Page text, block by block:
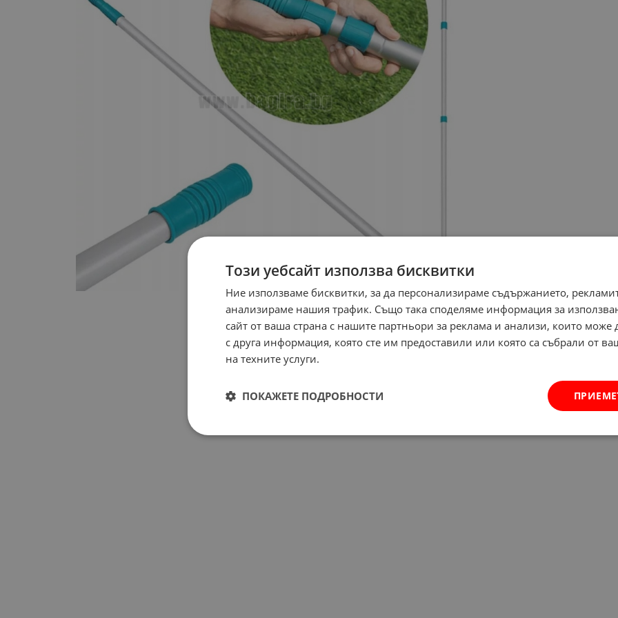
Този уебсайт използва бисквитки
Ние използваме бисквитки, за да персонализираме съдържанието,
анализираме нашия трафик. Също така споделяме информация за
сайт от ваша страна с нашите партньори за реклама и анализи, които може
с друга информация, която сте им предоставили или която са събрали от
на техните услуги.
ПОКАЖЕТЕ ПОДРОБНОСТИ